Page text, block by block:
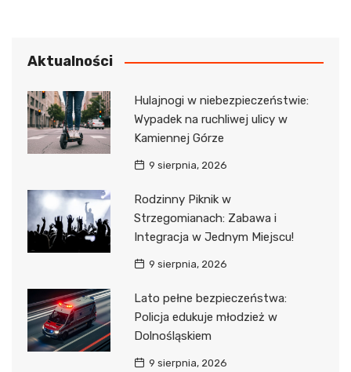
Aktualności
Hulajnogi w niebezpieczeństwie:
Wypadek na ruchliwej ulicy w
Kamiennej Górze
9 sierpnia, 2026
Rodzinny Piknik w
Strzegomianach: Zabawa i
Integracja w Jednym Miejscu!
9 sierpnia, 2026
Lato pełne bezpieczeństwa:
Policja edukuje młodzież w
Dolnośląskiem
9 sierpnia, 2026